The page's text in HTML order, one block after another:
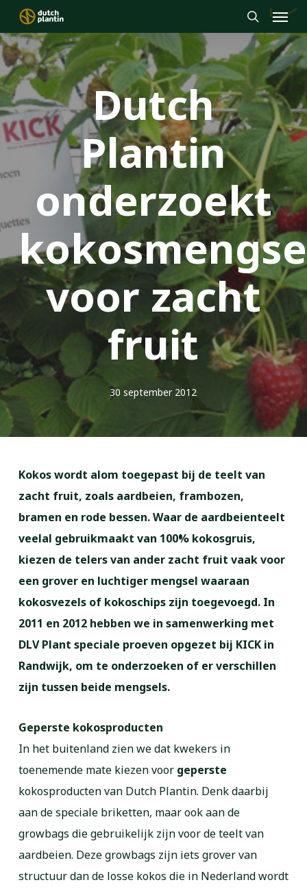
Skip
to
main
content
search
Menu
Dutch
Plantin
onderzoekt
voor zacht
fruit
30 september 2012
Kokos wordt alom toegepast bij de teelt van
zacht fruit, zoals aardbeien, frambozen,
bramen en rode bessen. Waar de aardbeienteelt
veelal gebruikmaakt van 100% kokosgruis,
kiezen de telers van ander zacht fruit vaak voor
een grover en luchtiger mengsel waaraan
kokosvezels of kokoschips zijn toegevoegd. In
2011 en 2012 hebben we in samenwerking met
DLV Plant speciale proeven opgezet bij KICK in
Randwijk, om te onderzoeken of er verschillen
zijn tussen beide mengsels.
Geperste kokosproducten
In het buitenland zien we dat kwekers in
toenemende mate kiezen voor geperste
kokosproducten van Dutch Plantin. Denk daarbij
aan de speciale briketten, maar ook aan de
growbags die gebruikelijk zijn voor de teelt van
aardbeien. Deze growbags zijn iets grover van
structuur dan de losse kokos die in Nederland wordt